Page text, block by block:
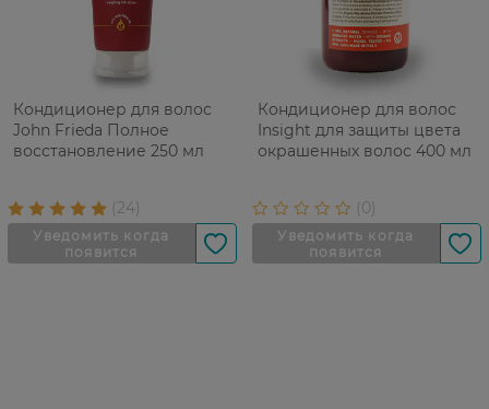
Кондиционер для волос
John Frieda Полное
восстановление 250 мл
Кондиционер для волос
Insight для защиты цвета
окрашенных волос 400 мл